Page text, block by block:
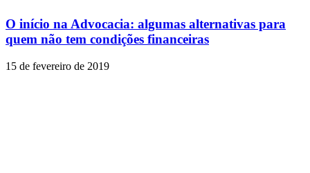
O início na Advocacia: algumas alternativas para
quem não tem condições financeiras
15 de fevereiro de 2019